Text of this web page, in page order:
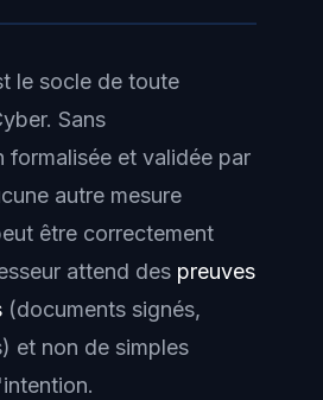
le socle de toute
Sans
formalisée et validée par
autre mesure
être correctement
attend des preuves
(documents signés,
et non de simples